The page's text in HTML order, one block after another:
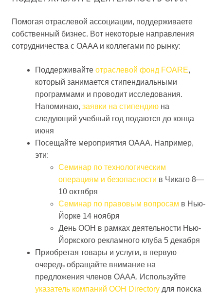
Помогая отраслевой ассоциации, поддерживаете
собственный бизнес. Вот некоторые направления
сотрудничества с OAAA и коллегами по рынку:
Поддерживайте отраслевой фонд FOARE,
который занимается стипендиальными
программами и проводит исследования.
Напоминаю, заявки на стипендиюна
следующий учебный год подаются до конца
июня
Посещайте мероприятия OAAA. Например,
эти:
Семинар по технологическим
операциям и безопасности в Чикаго 8—
10 октября
Семинар по правовым вопросам в Нью-
Йорке 14 ноября
День OOH в рамках деятельности Нью-
Йоркского рекламного клуба 5 декабря
Приобретая товары и услуги, в первую
очередь обращайте внимание на
предложения членов OAAA. Используйте
указатель компаний OOH Directoryдля поиска